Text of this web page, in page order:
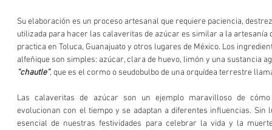
Su elaboración es un proceso artesanal que requiere paciencia,
utilizada para hacer las calaveritas de azúcar es similar a la artesanía
practica en Toluca, Guanajuato y otros lugares de México. Los
alfeñique son simples: azúcar, clara de huevo, limón y una sustancia
“chautle”, que es el cormo o seudobulbo de una orquídea terrestre
Las calaveritas de azúcar son un ejemplo maravilloso de
evolucionan con el tiempo y se adaptan a diferentes influencias. Sin
esencial de nuestras festividades para celebrar la vida y la